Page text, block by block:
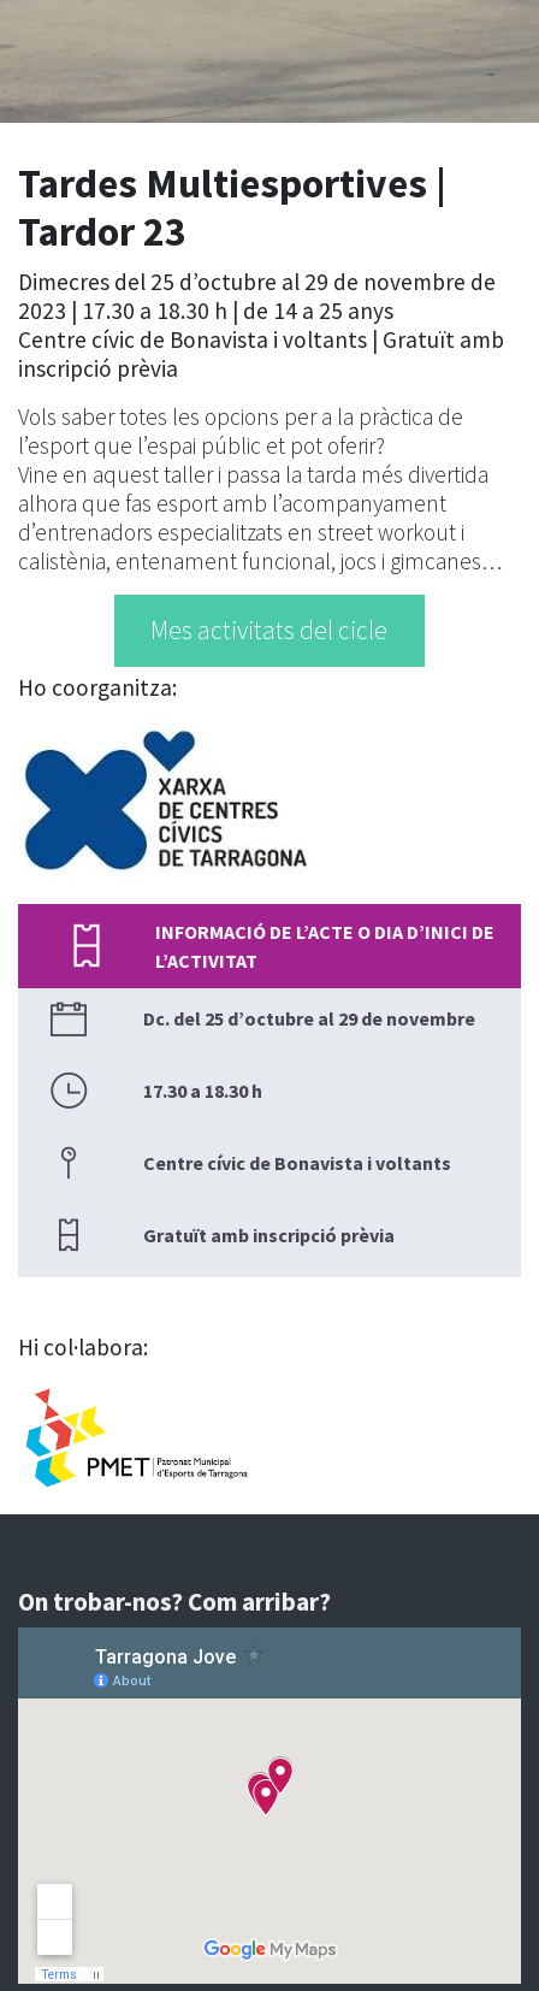
Tardes Multiesportives |
Tardor 23
Dimecres del 25 d’octubre al 29 de novembre de
2023 | 17.30 a 18.30 h | de 14 a 25 anys
Centre cívic de Bonavista i voltants | Gratuït amb
inscripció prèvia
Vols saber totes les opcions per a la pràctica de
l’esport que l’espai públic et pot oferir?
Vine en aquest taller i passa la tarda més divertida
alhora que fas esport amb l’acompanyament
d’entrenadors especialitzats en street workout i
calistènia, entenament funcional, jocs i gimcanes…
Mes activitats del cicle
Ho coorganitza:
INFORMACIÓ DE L’ACTE O DIA D’INICI DE
L’ACTIVITAT
Dc. del 25 d’octubre al 29 de novembre
17.30 a 18.30 h
Centre cívic de Bonavista i voltants
Gratuït amb inscripció prèvia
Hi col·labora:
On trobar-nos? Com arribar?